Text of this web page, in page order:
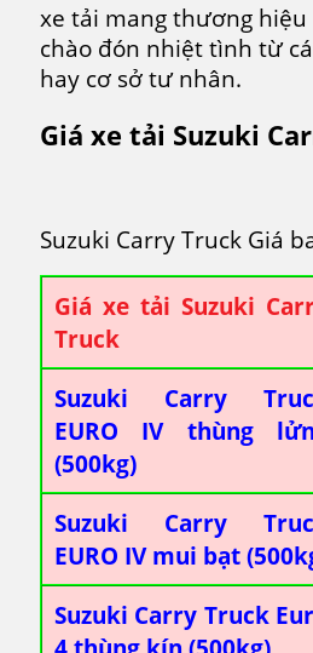
xe tải mang thương
chào đón nhiệt tình từ
hay cơ sở tư nhân.
Giá xe tải Suzuki
Suzuki Carry Truck Giá
Giá xe tải Suzuki
Truck
Suzuki Carry
EURO IV thùng
(500kg)
Suzuki Carry
EURO IV mui bạt
Suzuki Carry Truck